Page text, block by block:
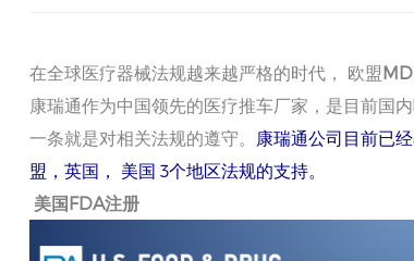
在全球医疗器械法规越来越严格的时代， 欧盟
康瑞通作为中国领先的医疗推车厂家，是目前国
一条就是对相关法规的遵守。
康瑞通公司目前已
盟，英国，
美国 3个地区法规的支持。
美国FDA注册